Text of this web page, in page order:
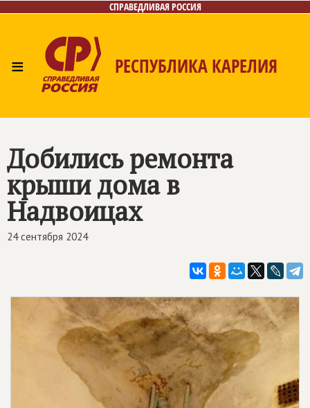
СПРАВЕДЛИВАЯ РОССИЯ
≡ РЕСПУБЛИКА КАРЕЛИЯ
Добились ремонта
крыши дома в
Надвоицах
24 сентября 2024